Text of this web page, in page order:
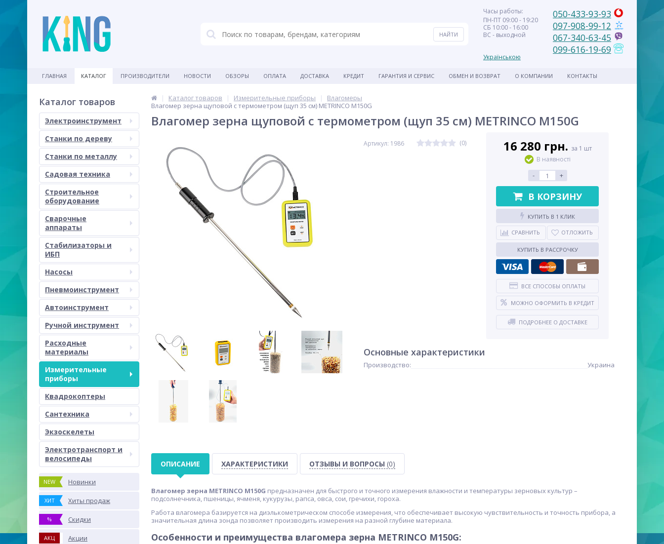
Часы работы:
ПН-ПТ 09:00 - 19:20
СБ 10:00 - 16:00
ВС - выходной
Українською
050-433-93-93
097-908-99-12
067-340-63-45
099-616-19-69
ГЛАВНАЯ КАТАЛОГ ПРОИЗВОДИТЕЛИ НОВОСТИ ОБЗОРЫ ОПЛАТА ДОСТАВКА КРЕДИТ ГАРАНТИЯ И СЕРВИС ОБМЕН И ВОЗВРАТ О КОМПАНИИ КОНТАКТЫ
Каталог товаров
Электроинструмент
Станки по дереву
Станки по металлу
Садовая техника
Строительное
оборудование
Сварочные
аппараты
Стабилизаторы и
ИБП
Насосы
Пневмоинструмент
Автоинструмент
Ручной инструмент
Расходные
материалы
Измерительные
приборы
Квадрокоптеры
Сантехника
Экзоскелеты
Электротранспорт и
велосипеды
NEW Новинки
ХИТ Хиты продаж
% Скидки
АКЦ Акции
Каталог товаров Измерительные приборы
Влагомеры
Влагомер зерна щуповой с термометром (щуп 35 см) METRINCO M150G
Влагомер зерна щуповой с термометром (щуп 35 см) METRINCO M150G
Артикул: 1986 (0) 16 280 грн. за 1 шт
В наявності
- +
В КОРЗИНУ
КУПИТЬ В 1 КЛИК
СРАВНИТЬ ОТЛОЖИТЬ
КУПИТЬ В РАССРОЧКУ
ВСЕ СПОСОБЫ ОПЛАТЫ
МОЖНО ОФОРМИТЬ В КРЕДИТ
ПОДРОБНЕЕ О ДОСТАВКЕ
Основные характеристики
Производство: Украина
ОПИСАНИЕ ХАРАКТЕРИСТИКИ ОТЗЫВЫ И ВОПРОСЫ (0)
Влагомер зерна METRINCO M150G предназначен для быстрого и точного измерения влажности и температуры зерновых культур –
подсолнечника, пшеницы, ячменя, кукурузы, рапса, овса, сои, гречихи, гороха.
Работа влагомера базируется на диэлькометрическом способе измерения, что обеспечивает высокую чувствительность и точность прибора, а
значительная длина зонда позволяет производить измерения на разной глубине материала.
Особенности и преимущества влагомера зерна METRINCO M150G: